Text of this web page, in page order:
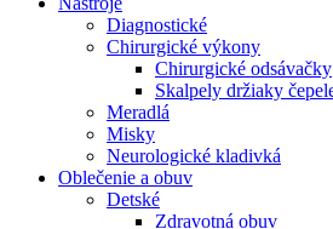
Diagnostické
Chirurgické výkony
Chirurgické odsávačky
Skalpely držiaky
Meradlá
Misky
Neurologické kladivká
Oblečenie a obuv
Detské
Zdravotná obuv